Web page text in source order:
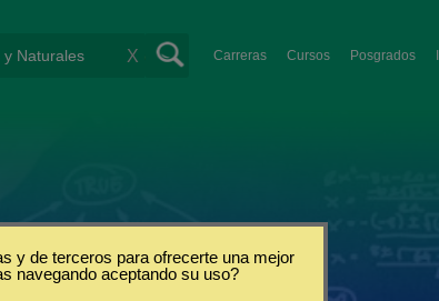
Carreras Cursos Posgrados
X
y de terceros para ofrecerte una mejor
navegando aceptando su uso?